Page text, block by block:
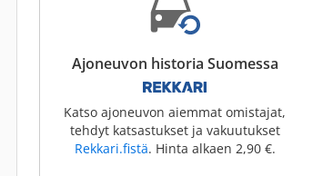
Ajoneuvon historia Suomessa
Katso ajoneuvon aiemmat omistajat,
tehdyt katsastukset ja vakuutukset
Rekkari.fistä. Hinta alkaen 2,90 €.